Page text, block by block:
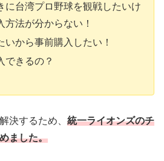
に台湾プロ野球を観戦したいけ
方法が分からない！
いから事前購入したい！
できるの？
決するため、 統一ライオンズのチ
ました。